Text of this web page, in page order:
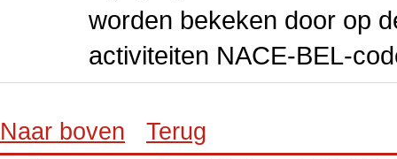
worden bekeken door op
activiteiten NACE-BEL-
Naar boven Terug